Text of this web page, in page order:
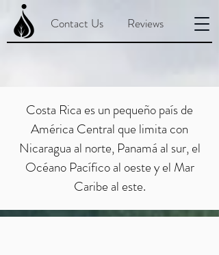
Reviews
Contact Us
Costa Rica es un pequeño país de
América Central que limita con
Nicaragua al norte, Panamá al sur, el
Océano Pacífico al oeste y el Mar
Caribe al este.